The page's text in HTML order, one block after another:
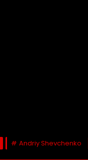
Andriy Shevchenko